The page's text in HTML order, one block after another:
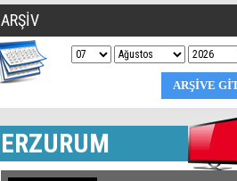
ARŞİV
ERZURUM